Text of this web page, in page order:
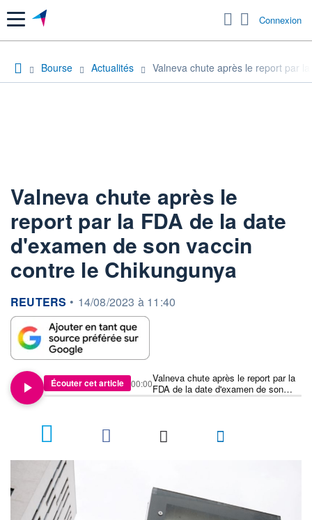
Menu Connexion
Bourse Actualités Valneva chute après le report par
Valneva chute après le
report par la FDA de la date
d'examen de son vaccin
contre le Chikungunya
information fournie par
REUTERS • 14/08/2023 à 11:40
Écouter cet article
Valneva chute après le report par la
FDA de la date d'examen de son
vaccin contre le Chikungunya
00:00